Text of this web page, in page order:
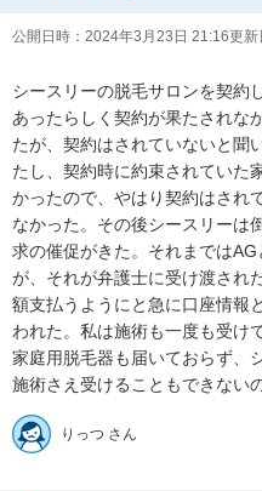
公開日時： 2024年3月23日 21:16更新
シースリーの脱毛サロンを契約
あったらしく契約が果たされな
たが、契約はされていないと聞
たし、契約時に約束されていた
かったので、やはり契約はされ
なかった。その後シースリーは
求の催促がきた。それまでは
が、それが弁護士に受け渡され
額支払うようにと急に口座情報
われた。私は施術も一度も受け
家庭用脱毛器も届いておらず、
施術さえ受けることもできない
りっつ さん